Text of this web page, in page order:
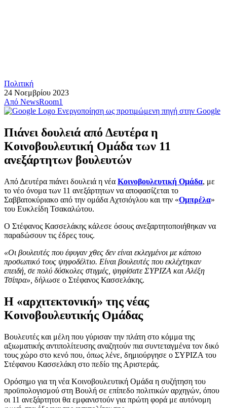
Πολιτική
24 Νοεμβρίου 2023
Από NewsRoom1
Ενεργοποίηση ως προτιμώμενη πηγή στην Google
Πιάνει δουλειά από Δευτέρα η
Κοινοβουλευτική Ομάδα των 11
ανεξάρτητων βουλευτών
Από Δευτέρα πιάνει δουλειά η νέα Κοινοβουλευτική Ομάδα, με
το νέο όνομα των 11 ανεξάρτητων να αποφασίζεται το
Σαββατοκύριακο από την ομάδα Αχτσιόγλου και την «Ομπρέλα»
του Ευκλείδη Τσακαλώτου.
Ο Στέφανος Κασσελάκης κάλεσε όσους ανεξαρτητοποιήθηκαν να
παραδώσουν τις έδρες τους.
«Οι βουλευτές που έφυγαν χθες δεν είναι εκλεγμένοι με κάποιο
προσωπικό τους ψηφοδέλτιο. Είναι βουλευτές που εκλέχτηκαν
επειδή, σε πολύ δύσκολες στιγμές, ψηφίσατε ΣΥΡΙΖΑ και Αλέξη
Τσίπρα», δήλωσε ο Στέφανος Κασσελάκης.
Η «αρχιτεκτονική» της νέας
Κοινοβουλευτικής Ομάδας
Βουλευτές και μέλη που γύρισαν την πλάτη στο κόμμα της
αξιωματικής αντιπολίτευσης αναζητούν πια συντεταγμένα τον δικό
τους χώρο στο κενό που, όπως λένε, δημιούργησε ο ΣΥΡΙΖΑ του
Στέφανου Κασσελάκη στο πεδίο της Αριστεράς.
Ορόσημο για τη νέα Κοινοβουλευτική Ομάδα η συζήτηση του
προϋπολογισμού στη Βουλή σε επίπεδο πολιτικών αρχηγών, όπου
οι 11 ανεξάρτητοι θα εμφανιστούν για πρώτη φορά με αυτόνομη